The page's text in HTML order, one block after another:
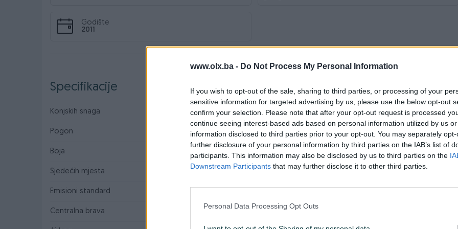
www.olx.ba - Do Not Process My Personal Information
If you wish to opt-out of the sale, sharing to third parties, or processing of your
sensitive information for targeted advertising by us, please use the below opt-out
confirm your selection. Please note that after your opt-out request is processed
continue seeing interest-based ads based on personal information utilized by us
information disclosed to third parties prior to your opt-out. You may separately
further disclosure of your personal information by third parties on the IAB’s list of
participants. This information may also be disclosed by us to third parties on the
Downstream Participants that may further disclose it to other third parties.
Personal Data Processing Opt Outs
Godište
2011
Specifikacije
Konjskih snaga Tip Limuzina
Pogon Godina prve registracije 2011
Boja Veličina felgi
Sjedećih mjesta Broj stepeni prijenosa
Emisioni standard
Centralna brava Daljinsko otključavanje